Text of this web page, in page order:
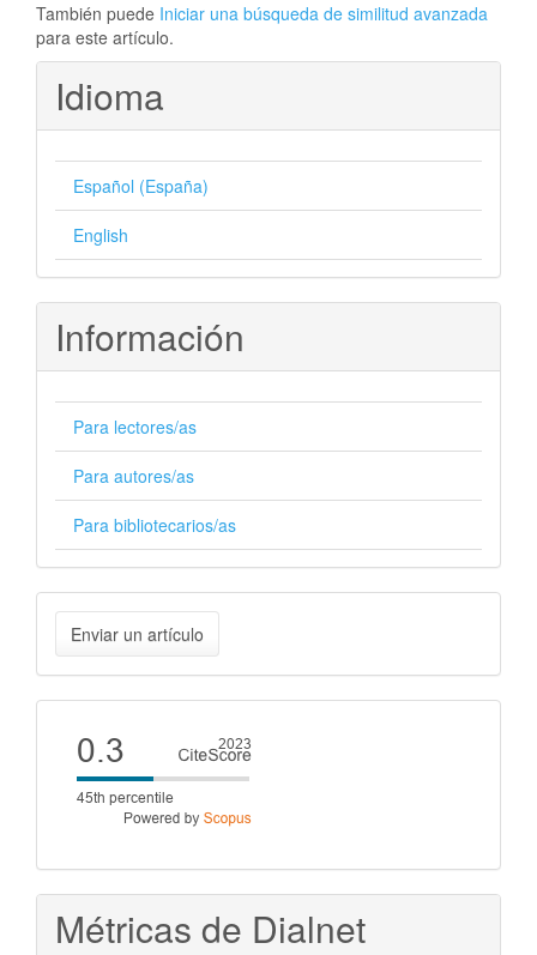
También puede Iniciar una búsqueda de similitud avanzada
para este artículo.
Idioma
Español (España)
English
Información
Para lectores/as
Para autores/as
Para bibliotecarios/as
Enviar
un
artículo
Enviar un artículo
Cite
score
Métricas de Dialnet